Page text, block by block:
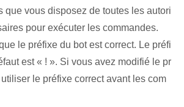
que vous disposez de toutes les autori
pour exécuter les commandes.
le préfixe du bot est correct. Le préfi
est « ! ». Si vous avez modifié le pr
le préfixe correct avant les com